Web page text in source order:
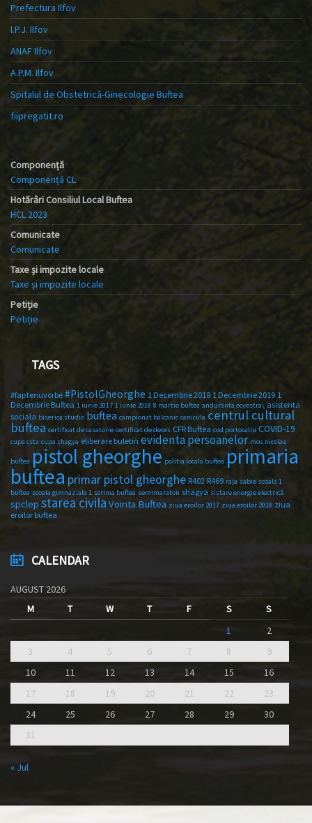
Prefectura Ilfov
I.P.J. Ilfov
ANAF Ilfov
A.P.M. Ilfov
Spitalul de Obstetrică-Ginecologie Buftea
fiipregatit.ro
Componență
Componență CL
Hotărâri Consiliul Local Buftea
HCL 2023
Comunicate
Comunicate
Taxe și impozite locale
Taxe și impozite locale
Petiție
Petiție
TAGS
#faptenuvorbe #PistolGheorghe 1 Decembrie 2018 1 Decembrie 2019 1
Decembrie Buftea 1 iunie 2017 1 iunie 2018 8 martie buftea anduranta ecvestra\ asistenta
sociala biserica studio buftea campionat balcanic canicula centrul cultural
buftea certificat de casatorie certificat de deces CFR Buftea cod portocaliu COVID-19
cupa csta cupa shagya eliberare buletin evidenta persoanelor mos nicolae
buftea pistol gheorghe politia locala buftea primaria
buftea primar pistol gheorghe R402 R469 raja sabie scoala 1
buftea scoala gimnaziala 1 scrima buftea semimaraton shagya sistare energie electrică
spclep starea civila Vointa Buftea ziua eroilor 2017 ziua eroilor 2018 ziua
eroilor buftea
CALENDAR
AUGUST 2026
M
T W T F S
S
1
2
3
4 5 6 7 8
9
10
11 12 13 14 15
16
17
18 19 20 21 22
23
24
25 26 27 28 29
30
31
« Jul